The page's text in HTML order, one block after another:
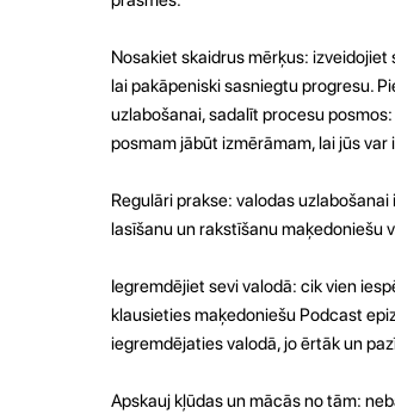
Nosakiet skaidrus mērķus:
lai pakāpeniski sasniegtu progresu.
uzlabošanai, sadalīt procesu
posmam jābūt izmērāmam, lai jūs
Regulāri prakse: valodas
lasīšanu un rakstīšanu maķedoniešu
Iegremdējiet sevi valodā: cik vien
klausieties maķedoniešu Podcast
iegremdējaties valodā, jo ērtāk un
Apskauj kļūdas un mācās no tām: